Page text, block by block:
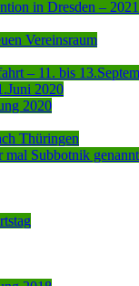
in Dresden – 2021
Vereinsraum
– 11. bis
2020
2020
Thüringen
mal Subbotnik genannt